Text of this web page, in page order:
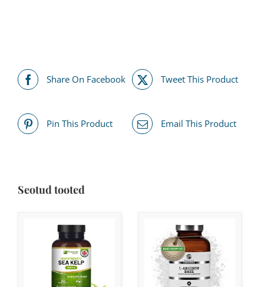
Share On Facebook Tweet This Product
Pin This Product Email This Product
Seotud tooted